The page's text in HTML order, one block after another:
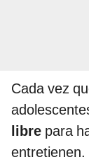
Cada vez
libre para